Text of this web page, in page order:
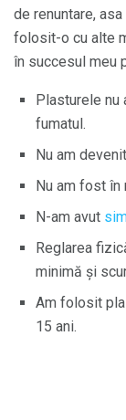
de renuntare,
folosit-o cu alte
în succesul meu
Plasturele nu
fumatul.
Nu am
Nu am fost în
N-am avut
Reglarea
minimă și
Am folosit
15 ani.